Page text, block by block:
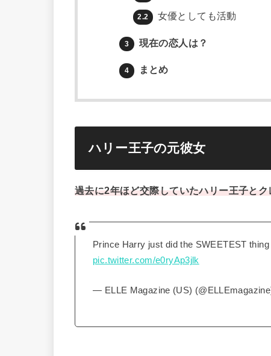
2.2 女優としても活動
3 現在の恋人は？
4 まとめ
ハリー王子の元彼女
過去に2年ほど交際していたハリー王子とク
Prince Harry just did the SWEETEST
pic.twitter.com/e0ryAp3jlk
— ELLE Magazine (US)